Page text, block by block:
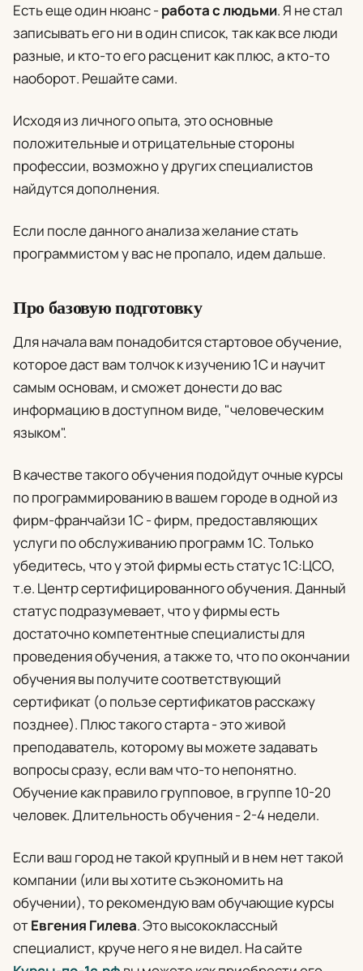
Есть еще один нюанс -работа с людьми. Я не стал
записывать его ни в один список, так как все люди
разные, и кто-то его расценит как плюс, а кто-то
наоборот. Решайте сами.
Исходя из личного опыта, это основные
положительные и отрицательные стороны
профессии, возможно у других специалистов
найдутся дополнения.
Если после данного анализа желание стать
программистом у вас не пропало, идем дальше.
Про базовую подготовку
Для начала вам понадобится стартовое обучение,
которое даст вам толчок к изучению 1С и научит
самым основам, и сможет донести до вас
информацию в доступном виде, "человеческим
языком".
В качестве такого обучения подойдут очные курсы
по программированию в вашем городе в одной из
фирм-франчайзи 1С - фирм, предоставляющих
услуги по обслуживанию программ 1С. Только
убедитесь, что у этой фирмы есть статус 1С:ЦСО,
т.е. Центр сертифицированного обучения. Данный
статус подразумевает, что у фирмы есть
достаточно компетентные специалисты для
проведения обучения, а также то, что по окончании
обучения вы получите соответствующий
сертификат (о пользе сертификатов расскажу
позднее). Плюс такого старта - это живой
преподаватель, которому вы можете задавать
вопросы сразу, если вам что-то непонятно.
Обучение как правило групповое, в группе 10-20
человек. Длительность обучения - 2-4 недели.
Если ваш город не такой крупный и в нем нет такой
компании (или вы хотите съэкономить на
обучении), то рекомендую вам обучающие курсы
отЕвгения Гилева. Это высококлассный
специалист, круче него я не видел. На сайте